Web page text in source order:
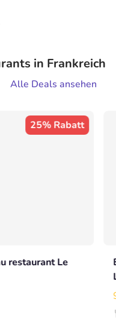
in Frankreich
Alle Deals ansehen
25% Rabatt
restaurant Le